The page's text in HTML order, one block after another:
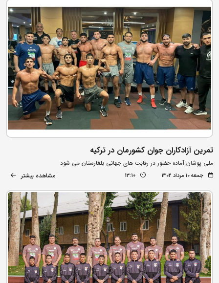
تمرین آزادکاران جوان کشورمان در ترکیه
ملی پوشان آماده حضور در رقابت های جهانی بلغارستان می شود
جمعه ۱۰ مرداد ۱۴۰۴ 13:10 مشاهده بیشتر